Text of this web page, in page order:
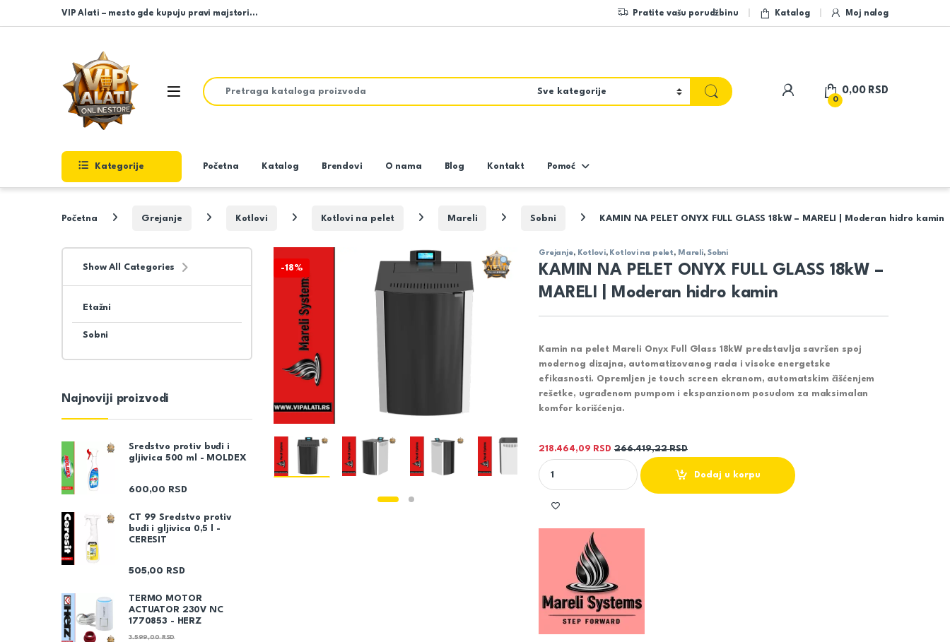
Skip to navigation
Skip to content
VIP Alati – mesto gde kupuju pravi majstori… Pratite vašu porudžbinu Katalog Moj nalog
Open
Search for:
My Account
0
0,00 RSD
Kategorije Početna Katalog Brendovi O nama Blog Kontakt Pomoć
Početna Grejanje Kotlovi Kotlovi na pelet Mareli Sobni KAMIN NA PELET ONYX FULL GLASS 18kW – MARELI | Moderan hidro kamin
-18%
Grejanje, Kotlovi, Kotlovi na pelet, Mareli, Sobni
KAMIN NA PELET ONYX FULL GLASS 18kW –
MARELI | Moderan hidro kamin
Kamin na pelet Mareli Onyx Full Glass 18kW predstavlja savršen spoj
modernog dizajna, automatizovanog rada i visoke energetske
efikasnosti. Opremljen je touch screen ekranom, automatskim čišćenjem
rešetke, ugrađenom pumpom i ekspanzionom posudom za maksimalan
komfor korišćenja.
218.464,09 RSD 266.419,22RSD
KAMIN NA PELET ONYX FULL GLASS 18kW - MARELI | Moderan hidro kamin quantity
Dodaj u korpu
Show All Categories
Etažni
Sobni
Najnoviji proizvodi
Sredstvo protiv buđi i
gljivica 500 ml - MOLDEX
600,00 RSD
CT 99 Sredstvo protiv
buđi i gljivica 0,5 l -
CERESIT
505,00 RSD
TERMO MOTOR
ACTUATOR 230V NC
1770853 - HERZ
3.599,00RSD